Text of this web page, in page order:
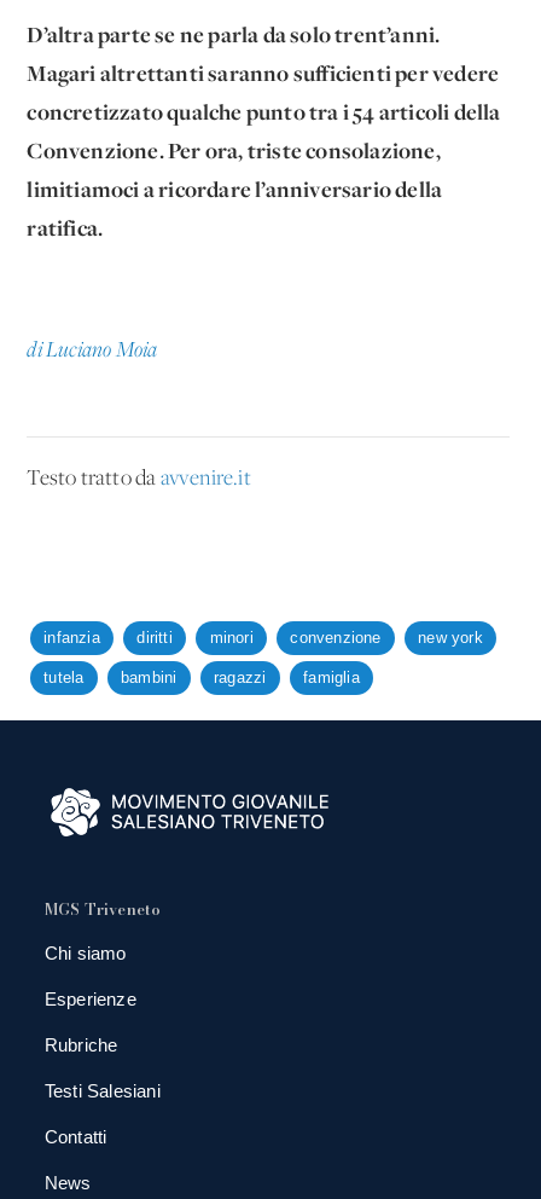
D’altra parte se ne parla da solo trent’anni.
Magari altrettanti saranno sufficienti per vedere
concretizzato qualche punto tra i 54 articoli della
Convenzione. Per ora, triste consolazione,
limitiamoci a ricordare l’anniversario della
ratifica.
di Luciano Moia
Testo tratto da avvenire.it
infanzia diritti minori convenzione new york
tutela bambini ragazzi famiglia
MGS Triveneto
Chi siamo
Esperienze
Rubriche
Testi Salesiani
Contatti
News